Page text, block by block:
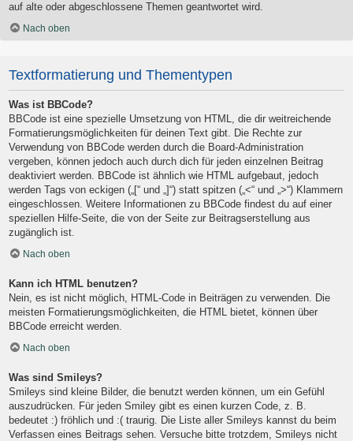
auf alte oder abgeschlossene Themen geantwortet wird.
Nach oben
Textformatierung und Thementypen
Was ist BBCode?
BBCode ist eine spezielle Umsetzung von HTML, die dir weitreichende
Formatierungsmöglichkeiten für deinen Text gibt. Die Rechte zur
Verwendung von BBCode werden durch die Board-Administration
vergeben, können jedoch auch durch dich für jeden einzelnen Beitrag
deaktiviert werden. BBCode ist ähnlich wie HTML aufgebaut, jedoch
werden Tags von eckigen („[“ und „]“) statt spitzen („<“ und „>“) Klammern
eingeschlossen. Weitere Informationen zu BBCode findest du auf einer
speziellen Hilfe-Seite, die von der Seite zur Beitragserstellung aus
zugänglich ist.
Nach oben
Kann ich HTML benutzen?
Nein, es ist nicht möglich, HTML-Code in Beiträgen zu verwenden. Die
meisten Formatierungsmöglichkeiten, die HTML bietet, können über
BBCode erreicht werden.
Nach oben
Was sind Smileys?
Smileys sind kleine Bilder, die benutzt werden können, um ein Gefühl
auszudrücken. Für jeden Smiley gibt es einen kurzen Code, z. B.
bedeutet :) fröhlich und :( traurig. Die Liste aller Smileys kannst du beim
Verfassen eines Beitrags sehen. Versuche bitte trotzdem, Smileys nicht